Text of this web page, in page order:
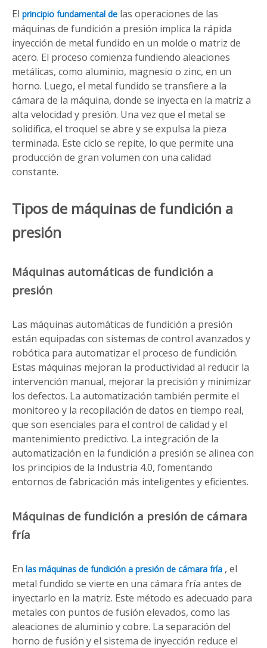
El principio fundamental de las operaciones de las
máquinas de fundición a presión implica la rápida
inyección de metal fundido en un molde o matriz de
acero. El proceso comienza fundiendo aleaciones
metálicas, como aluminio, magnesio o zinc, en un
horno. Luego, el metal fundido se transfiere a la
cámara de la máquina, donde se inyecta en la matriz a
alta velocidad y presión. Una vez que el metal se
solidifica, el troquel se abre y se expulsa la pieza
terminada. Este ciclo se repite, lo que permite una
producción de gran volumen con una calidad
constante.
Tipos de máquinas de fundición a
presión
Máquinas automáticas de fundición a
presión
Las máquinas automáticas de fundición a presión
están equipadas con sistemas de control avanzados y
robótica para automatizar el proceso de fundición.
Estas máquinas mejoran la productividad al reducir la
intervención manual, mejorar la precisión y minimizar
los defectos. La automatización también permite el
monitoreo y la recopilación de datos en tiempo real,
que son esenciales para el control de calidad y el
mantenimiento predictivo. La integración de la
automatización en la fundición a presión se alinea con
los principios de la Industria 4.0, fomentando
entornos de fabricación más inteligentes y eficientes.
Máquinas de fundición a presión de cámara
fría
En las máquinas de fundición a presión de cámara fría , el
metal fundido se vierte en una cámara fría antes de
inyectarlo en la matriz. Este método es adecuado para
metales con puntos de fusión elevados, como las
aleaciones de aluminio y cobre. La separación del
horno de fusión y el sistema de inyección reduce el